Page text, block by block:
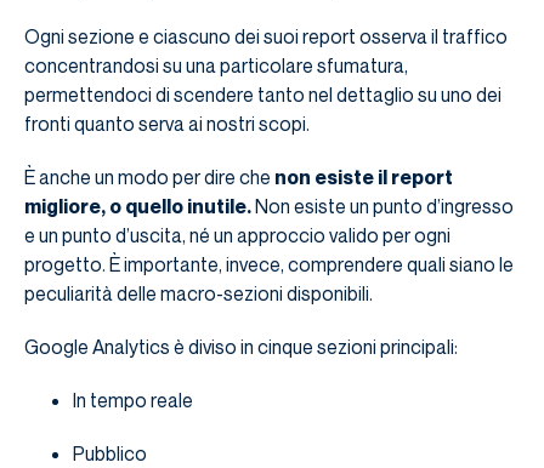
Ogni sezione e ciascuno dei suoi report osserva il traffico
concentrandosi su una particolare sfumatura,
permettendoci di scendere tanto nel dettaglio su uno dei
fronti quanto serva ai nostri scopi.
È anche un modo per dire che non esiste il report
migliore, o quello inutile.Non esiste un punto d’ingresso
e un punto d’uscita, né un approccio valido per ogni
progetto. È importante, invece, comprendere quali siano le
peculiarità delle macro-sezioni disponibili.
Google Analytics è diviso in cinque sezioni principali:
In tempo reale
Pubblico